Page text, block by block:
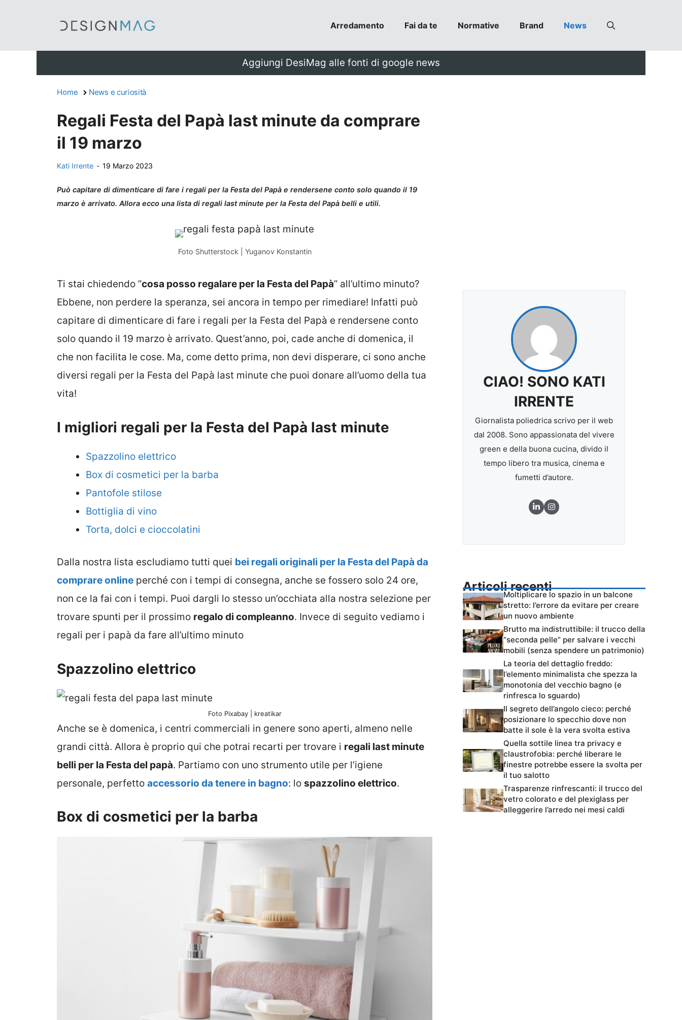
Arredamento Fai da te Normative Brand News
Aggiungi DesiMag alle fonti di google news
Home News e curiosità
Regali Festa del Papà last minute da comprare
il 19 marzo
Kati Irrente - 19 Marzo 2023
Può capitare di dimenticare di fare i regali per la Festa del Papà e rendersene conto solo quando il 19
marzo è arrivato. Allora ecco una lista di regali last minute per la Festa del Papà belli e utili.
Foto Shutterstock | Yuganov Konstantin
Ti stai chiedendo ”cosa posso regalare per la Festa del Papà” all’ultimo minuto?
Ebbene, non perdere la speranza, sei ancora in tempo per rimediare! Infatti può
capitare di dimenticare di fare i regali per la Festa del Papà e rendersene conto
solo quando il 19 marzo è arrivato. Quest’anno, poi, cade anche di domenica, il
che non facilita le cose. Ma, come detto prima, non devi disperare, ci sono anche
diversi regali per la Festa del Papà last minute che puoi donare all’uomo della tua
vita!
I migliori regali per la Festa del Papà last minute
Spazzolino elettrico
Box di cosmetici per la barba
Pantofole stilose
Bottiglia di vino
Torta, dolci e cioccolatini
Dalla nostra lista escludiamo tutti quei bei regali originali per la Festa del Papà da
comprare online perché con i tempi di consegna, anche se fossero solo 24 ore,
non ce la fai con i tempi. Puoi dargli lo stesso un’occhiata alla nostra selezione per
trovare spunti per il prossimo regalo di compleanno. Invece di seguito vediamo i
regali per i papà da fare all’ultimo minuto
Spazzolino elettrico
Foto Pixabay | kreatikar
Anche se è domenica, i centri commerciali in genere sono aperti, almeno nelle
grandi città. Allora è proprio qui che potrai recarti per trovare i regali last minute
belli per la Festa del papà. Partiamo con uno strumento utile per l’igiene
personale, perfetto accessorio da tenere in bagno: lo spazzolino elettrico.
Box di cosmetici per la barba
CIAO! SONO KATI
IRRENTE
Giornalista poliedrica scrivo per il web
dal 2008. Sono appassionata del vivere
green e della buona cucina, divido il
tempo libero tra musica, cinema e
fumetti d’autore.
Articoli recenti
Moltiplicare lo spazio in un balcone
stretto: l’errore da evitare per creare
un nuovo ambiente
Brutto ma indistruttibile: il trucco della
“seconda pelle” per salvare i vecchi
mobili (senza spendere un patrimonio)
La teoria del dettaglio freddo:
l’elemento minimalista che spezza la
monotonia del vecchio bagno (e
rinfresca lo sguardo)
Il segreto dell’angolo cieco: perché
posizionare lo specchio dove non
batte il sole è la vera svolta estiva
Quella sottile linea tra privacy e
claustrofobia: perché liberare le
finestre potrebbe essere la svolta per
il tuo salotto
Trasparenze rinfrescanti: il trucco del
vetro colorato e del plexiglass per
alleggerire l’arredo nei mesi caldi